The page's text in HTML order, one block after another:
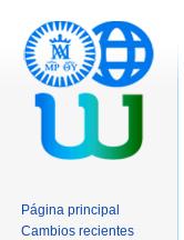
Página principal
Cambios recientes